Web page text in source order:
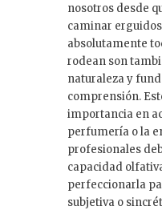
nosotros desde
caminar
absolutamente
rodean son
naturaleza y
comprensión.
importancia en
perfumería o la
profesionales
capacidad
perfeccionarla
subjetiva o